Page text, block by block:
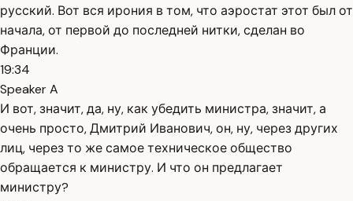
русский. Вот вся ирония в том, что аэростат этот был от
начала, от первой до последней нитки, сделан во
Франции.
19:34
Speaker A
И вот, значит, да, ну, как убедить министра, значит, а
очень просто, Дмитрий Иванович, он, ну, через других
лиц, через то же самое техническое общество
обращается к министру. И что он предлагает
министру?